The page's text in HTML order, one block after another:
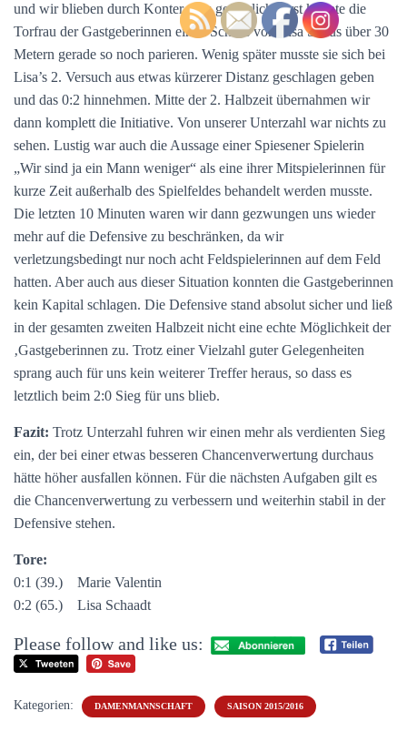
und wir blieben durch Konter stets gefährlich. Erst konnte die
Torfrau der Gastgeberinnen einen Schuss von Lisa S. aus über 30
Metern gerade so noch parieren. Wenig später musste sie sich bei
Lisa’s 2. Versuch aus etwas kürzerer Distanz geschlagen geben
und das 0:2 hinnehmen. Mitte der 2. Halbzeit übernahmen wir
dann komplett die Initiative. Von unserer Unterzahl war nichts zu
sehen. Lustig war auch die Aussage einer Spiesener Spielerin
„Wir sind ja ein Mann weniger“ als eine ihrer Mitspielerinnen für
kurze Zeit außerhalb des Spielfeldes behandelt werden musste.
Die letzten 10 Minuten waren wir dann gezwungen uns wieder
mehr auf die Defensive zu beschränken, da wir
verletzungsbedingt nur noch acht Feldspielerinnen auf dem Feld
hatten. Aber auch aus dieser Situation konnten die Gastgeberinnen
kein Kapital schlagen. Die Defensive stand absolut sicher und ließ
in der gesamten zweiten Halbzeit nicht eine echte Möglichkeit der
‚Gastgeberinnen zu. Trotz einer Vielzahl guter Gelegenheiten
sprang auch für uns kein weiterer Treffer heraus, so dass es
letztlich beim 2:0 Sieg für uns blieb.
Fazit: Trotz Unterzahl fuhren wir einen mehr als verdienten Sieg
ein, der bei einer etwas besseren Chancenverwertung durchaus
hätte höher ausfallen können. Für die nächsten Aufgaben gilt es
die Chancenverwertung zu verbessern und weiterhin stabil in der
Defensive stehen.
Tore:
0:1 (39.) Marie Valentin
0:2 (65.) Lisa Schaadt
Please follow and like us:
Kategorien: DAMENMANNSCHAFT SAISON 2015/2016